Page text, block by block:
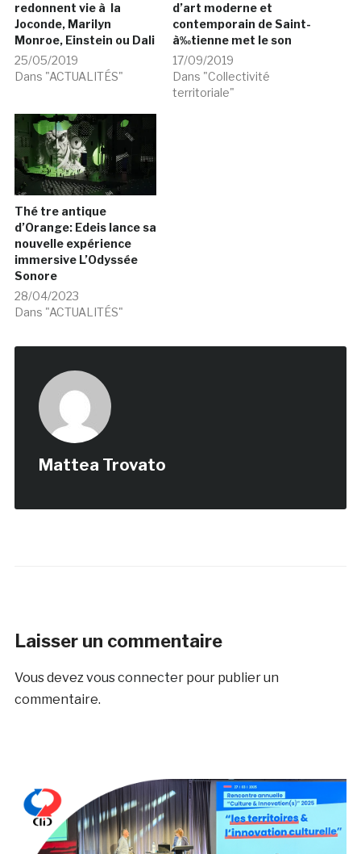
redonnent vie à la
Joconde, Marilyn
Monroe, Einstein ou Dali
25/05/2019
Dans "ACTUALITÉS"
d’art moderne et
contemporain de Saint-
à‰tienne met le son
17/09/2019
Dans "Collectivité
territoriale"
Thé tre antique
d’Orange: Edeis lance sa
nouvelle expérience
immersive L’Odyssée
Sonore
28/04/2023
Dans "ACTUALITÉS"
Mattea Trovato
Laisser un commentaire
Vous devezvous connecterpour publier un
commentaire.